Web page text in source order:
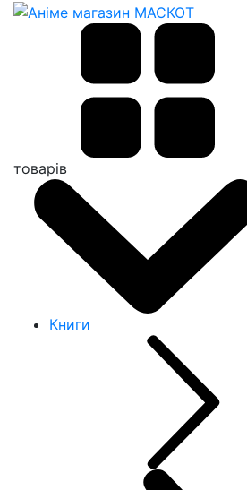
товарів
Книги